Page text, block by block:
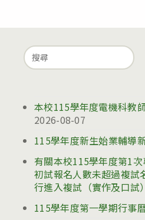
Search
for:
本校115學年度電機科教
2026-08-07
115學年度新生始業輔導
有關本校115學年度第1
初試報名人數未超過複試
行進入複試（實作及口試
115學年度第一學期行事